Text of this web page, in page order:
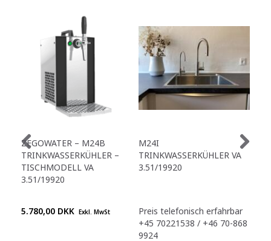
ZEGOWATER – M24B
TRINKWASSERKÜHLER –
TISCHMODELL VA
3.51/19920
5.780,00 DKK Exkl. MwSt
M24I
TRINKWASSERKÜHLER VA
3.51/19920
Preis telefonisch erfahrbar
+45 70221538 / +46 70-868
9924